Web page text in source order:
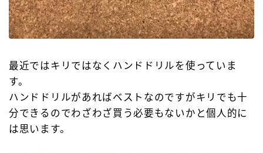
最近ではキリではなくハンドドリルを使っていま
す。
ハンドドリルがあればベストなのですがキリでも十
分できるのでわざわざ買う必要もないかと個人的に
は思います。